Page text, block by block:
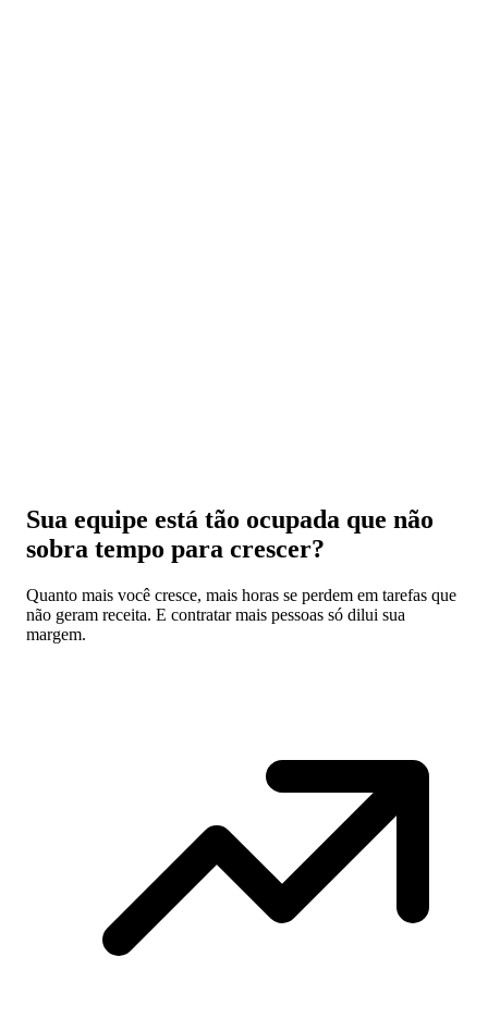
Sua equipe está tão ocupada que não
sobra tempo para crescer?
Quanto mais você cresce, mais horas se perdem em tarefas que
não geram receita. E contratar mais pessoas só dilui sua
margem.